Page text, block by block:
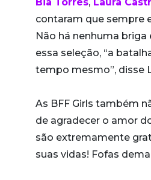
contaram que sempre
Não há nenhuma briga
essa seleção, “a
tempo mesmo”, disse
As BFF Girls também
de agradecer o amor
são extremamente
suas vidas! Fofas